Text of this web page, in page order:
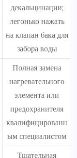
декальцинации;
легонько нажать
на клапан бака для
забора воды
Полная замена
нагревательного
элемента или
предохранителя
квалифицированн
ым специалистом
Тщательная